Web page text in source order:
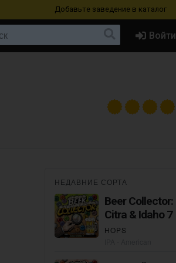
Добавьте заведение в каталог
Войти
НЕДАВНИЕ СОРТА
Beer Collector:
Citra & Idaho 7
HOPS